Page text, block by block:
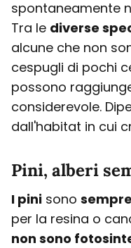
spontaneamente
Tra le diverse
alcune che non
cespugli di pochi
possono
considerevole.
dall'habitat in cui
Pini, alberi
I pini sono
per la resina o
non sono